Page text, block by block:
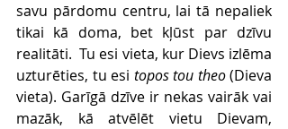
savu pārdomu centru, lai tā nepaliek
tikai kā doma, bet kļūst par dzīvu
realitāti.  Tu esi vieta, kur Dievs izlēma
uzturēties, tu esi topos tou theo (Dieva
vieta). Garīgā dzīve ir nekas vairāk vai
mazāk, kā atvēlēt vietu Dievam,